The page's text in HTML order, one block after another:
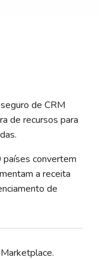
de CRM
de recursos para
convertem
a receita
de